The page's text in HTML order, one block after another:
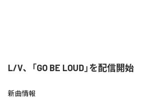
L/V、「GO BE LOUD」を配信開始
新曲情報